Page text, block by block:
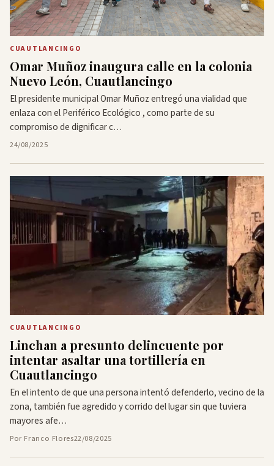
CUAUTLANCINGO
Omar Muñoz inaugura calle en la colonia
Nuevo León, Cuautlancingo
El presidente municipal Omar Muñoz entregó una vialidad que
enlaza con el Periférico Ecológico , como parte de su
compromiso de dignificar c…
24/08/2025
CUAUTLANCINGO
Linchan a presunto delincuente por
intentar asaltar una tortillería en
Cuautlancingo
En el intento de que una persona intentó defenderlo, vecino de la
zona, también fue agredido y corrido del lugar sin que tuviera
mayores afe…
Por Franco Flores22/08/2025